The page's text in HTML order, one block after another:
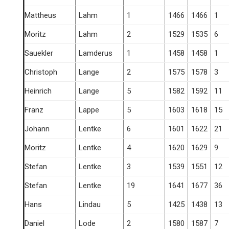
Mattheus Lahm 1 1466 1466 1
Moritz Lahm 2 1529 1535 6
Sauekler Lamderus 1 1458 1458 1
Christoph Lange 2 1575 1578 3
Heinrich Lange 5 1582 1592 11
Franz Lappe 5 1603 1618 15
Johann Lentke 6 1601 1622 21
Moritz Lentke 4 1620 1629 9
Stefan Lentke 3 1539 1551 12
Stefan Lentke 19 1641 1677 36
Hans Lindau 5 1425 1438 13
Daniel Lode 2 1580 1587 7